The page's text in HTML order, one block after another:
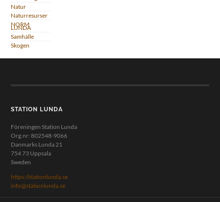
Natur
Naturresurser
NORM
LUNDA
Samhälle
Skogen
STATION LUNDA
Föreningen Station Lunda
Org.nr: 802548-9066
Danmarks Lunda 21
754 73 Uppsala
Sweden
https://stationlunda.se
info@stationlunda.se